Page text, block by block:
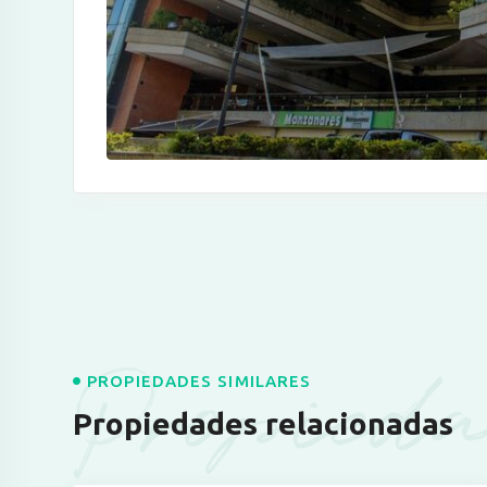
PROPIEDADES SIMILARES
Propiedades relacionadas